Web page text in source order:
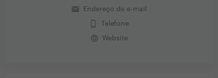
email Endereço de e-mail
phone_iphone Telefone
language Website